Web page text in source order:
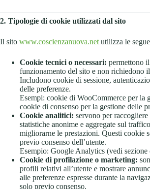
2. Tipologie di cookie utilizzati dal sito
Il sito www.coscienzanuova.net utilizza le
Cookie tecnici o necessari: permettono
funzionamento del sito e non richiedono
Includono cookie di sessione,
delle preferenze.
Esempi: cookie di WooCommerce per la
cookie di consenso per la gestione delle
Cookie analitici: servono per
statistiche anonime e aggregate sul
migliorarne le prestazioni. Questi cookie
previo consenso dell’utente.
Esempio: Google Analytics (vedi sezione
Cookie di profilazione o marketing:
profili relativi all’utente e mostrare
alle preferenze espresse durante la
solo previo consenso.